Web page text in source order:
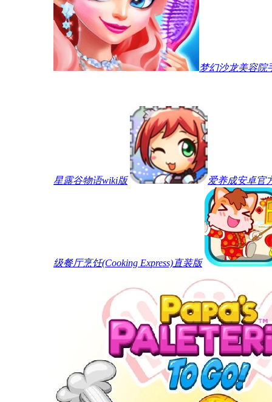
梦幻沙龙美容院
星露谷物语wiki版 爱养成安卓官
级餐厅烹饪(Cooking Express)直装版